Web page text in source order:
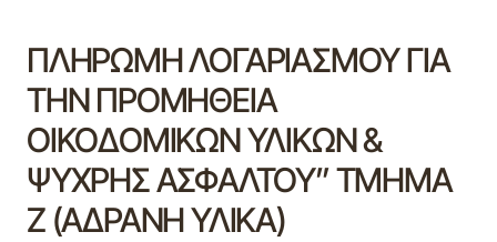
ΠΛΗΡΩΜΗ ΛΟΓΑΡΙΑΣΜΟΥ ΓΙΑ
ΤΗΝ ΠΡΟΜΗΘΕΙΑ
ΟΙΚΟΔΟΜΙΚΩΝ ΥΛΙΚΩΝ &
ΨΥΧΡΗΣ ΑΣΦΑΛΤΟΥ” ΤΜΗΜΑ
Ζ (ΑΔΡΑΝΗ ΥΛΙΚΑ)